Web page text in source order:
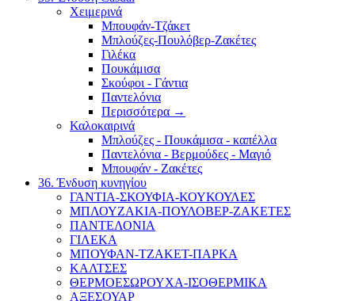
Χειμερινά
Μπουφάν-Τζάκετ
Μπλούζες-Πουλόβερ-Ζακέτες
Γιλέκα
Πουκάμισα
Σκούφοι - Γάντια
Παντελόνια
Περισσότερα →
Καλοκαιρινά
Μπλούζες - Πουκάμισα - καπέλλα
Παντελόνια - Βερμούδες - Μαγιό
Μπουφάν - Ζακέτες
36. Ένδυση κυνηγίου
ΓΑΝΤΙΑ-ΣΚΟΥΦΙΑ-ΚΟΥΚΟΥΛΕΣ
ΜΠΛΟΥΖΑΚΙΑ-ΠΟΥΛΟΒΕΡ-ΖΑΚΕΤΕΣ
ΠΑΝΤΕΛΟΝΙΑ
ΓΙΛΕΚΑ
ΜΠΟΥΦΑΝ-ΤΖΑΚΕΤ-ΠΑΡΚΑ
ΚΑΛΤΣΕΣ
ΘΕΡΜΟΕΣΩΡΟΥΧΑ-ΙΣΟΘΕΡΜΙΚΑ
ΑΞΕΣΟΥΑΡ